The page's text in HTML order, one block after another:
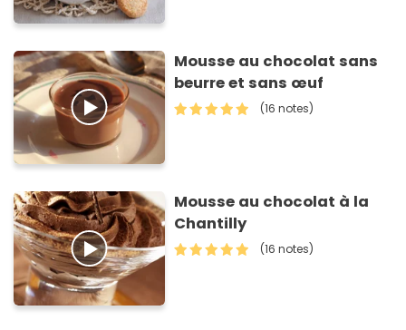
Mousse au chocolat sans
beurre et sans œuf
(16 notes)
Mousse au chocolat à la
Chantilly
(16 notes)